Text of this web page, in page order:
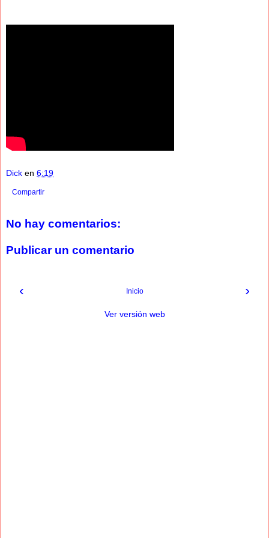
Dick en 6:19
Compartir
No hay comentarios:
Publicar un comentario
‹ ›
Inicio
Ver versión web